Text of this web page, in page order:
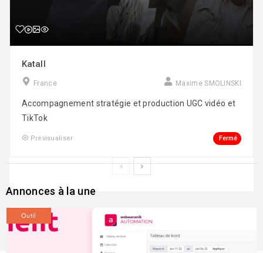
Katall
France Maxime SMOLINSKI
Accompagnement stratégie et production UGC vidéo et
TikTok
Prévisualiser Fermé
Annonces à la une
Outil